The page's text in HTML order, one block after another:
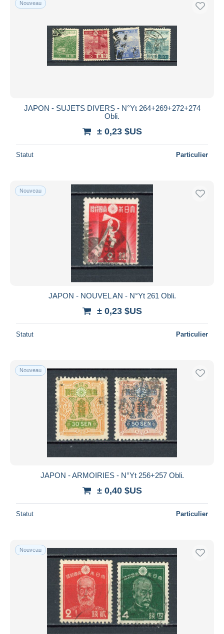
Uniquement en réduction
Méthodes de paiement
PayPal
Virement bancaire
Bancontact
Monde entier
Appliquer
Nouveau
JAPON - SUJETS DIVERS - N°Yt 264+269+272+274
Obli.
± 0,23 $US
Statut Particulier
Nouveau
JAPON - NOUVEL AN - N°Yt 261 Obli.
± 0,23 $US
Statut Particulier
Nouveau
JAPON - ARMOIRIES - N°Yt 256+257 Obli.
± 0,40 $US
Statut Particulier
Nouveau